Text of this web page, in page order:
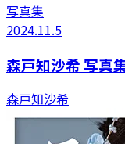
写真集
2024.11.5
森戸知沙希 写真
森戸知沙希